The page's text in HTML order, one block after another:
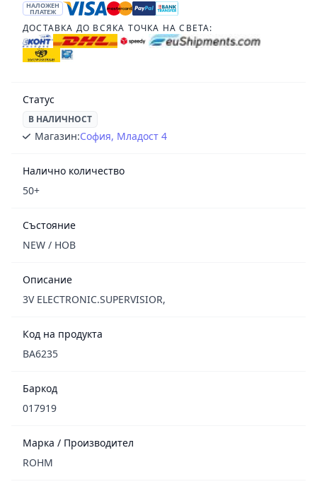
НАЛОЖЕН
ПЛАТЕЖ
ДОСТАВКА ДО ВСЯКА ТОЧКА НА СВЕТА:
Статус
В НАЛИЧНОСТ
Магазин:София, Младост 4
Налично количество
50+
Състояние
NEW / НОВ
Описание
3V ELECTRONIC.SUPERVISIOR,
Код на продукта
BA6235
Баркод
017919
Марка / Производител
ROHM